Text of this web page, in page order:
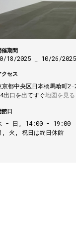
催期間
18/2025 _ 10/26/2025
クセス
京都中央区日本橋馬喰町
出口を出てすぐ地図を見る
館日
- 日, 14:00 - 19:00
, 火, 祝日は終日休館